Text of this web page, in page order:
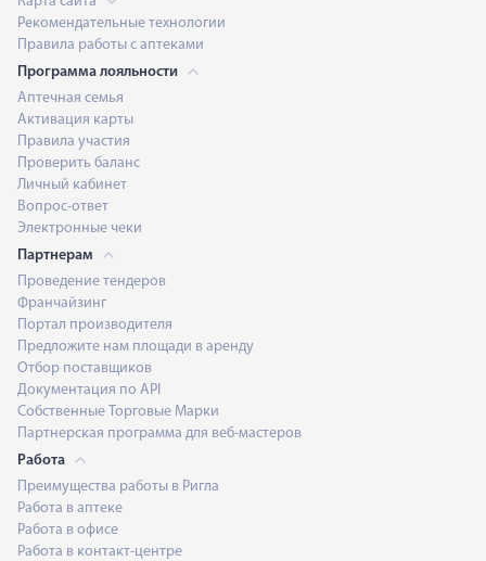
Рекомендательные технологии
Правила работы с аптеками
Программа лояльности
Аптечная семья
Активация карты
Правила участия
Проверить баланс
Личный кабинет
Вопрос-ответ
Электронные чеки
Партнерам
Проведение тендеров
Франчайзинг
Портал производителя
Предложите нам площади в аренду
Отбор поставщиков
Документация по API
Собственные Торговые Марки
Партнерская программа для веб-мастеров
Работа
Преимущества работы в Ригла
Работа в аптеке
Работа в офисе
Работа в контакт-центре